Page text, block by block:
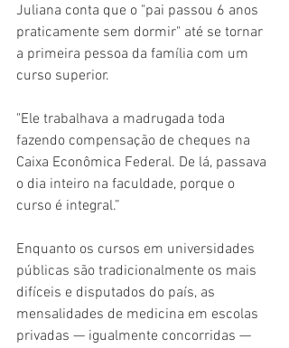
Juliana conta que o "pai passou 6 anos
praticamente sem dormir" até se tornar
a primeira pessoa da família com um
curso superior.
"Ele trabalhava a madrugada toda
fazendo compensação de cheques na
Caixa Econômica Federal. De lá, passava
o dia inteiro na faculdade, porque o
curso é integral.”
Enquanto os cursos em universidades
públicas são tradicionalmente os mais
difíceis e disputados do país, as
mensalidades de medicina em escolas
privadas — igualmente concorridas —